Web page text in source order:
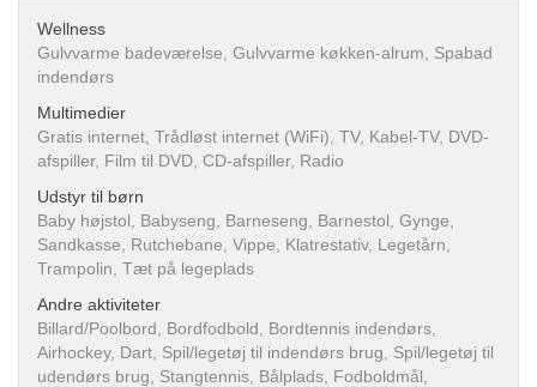
Wellness
Gulvvarme badeværelse, Gulvvarme køkken-alrum, Spabad
indendørs
Multimedier
Gratis internet, Trådløst internet (WiFi), TV, Kabel-TV, DVD-
afspiller, Film til DVD, CD-afspiller, Radio
Udstyr til børn
Baby højstol, Babyseng, Barneseng, Barnestol, Gynge,
Sandkasse, Rutchebane, Vippe, Klatrestativ, Legetårn,
Trampolin, Tæt på legeplads
Andre aktiviteter
Billard/Poolbord, Bordfodbold, Bordtennis indendørs,
Airhockey, Dart, Spil/legetøj til indendørs brug, Spil/legetøj til
udendørs brug, Stangtennis, Bålplads, Fodboldmål,